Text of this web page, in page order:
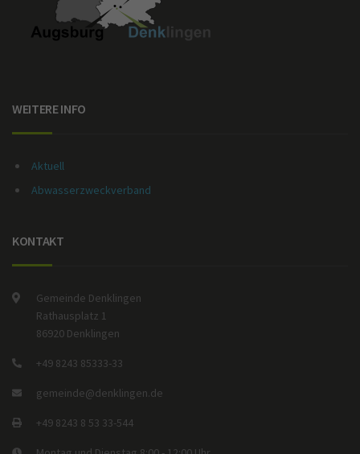
WEITERE INFO
Aktuell
Abwasserzweckverband
KONTAKT
Gemeinde Denklingen
Rathausplatz 1
86920 Denklingen
+49 8243 85333-33
gemeinde@denklingen.de
+49 8243 8 53 33-544